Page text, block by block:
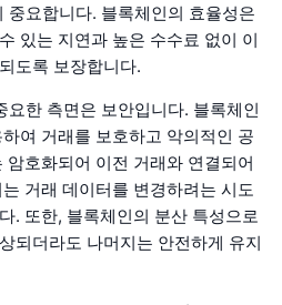
중요합니다. 블록체인의 효율성은
있는 지연과 높은 수수료 없이 이
도록 보장합니다.
한 측면은 보안입니다. 블록체인
여 거래를 보호하고 악의적인 공
호화되어 이전 거래와 연결되어
거래 데이터를 변경하려는 시도
. 또한, 블록체인의 분산 특성으로
되더라도 나머지는 안전하게 유지